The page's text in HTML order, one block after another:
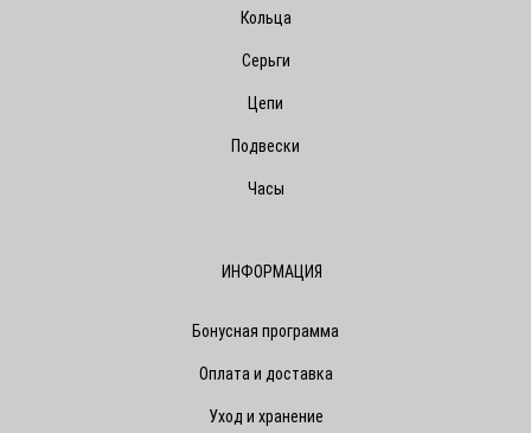
Кольца
Серьги
Цепи
Подвески
Часы
ИНФОРМАЦИЯ
Бонусная программа
Оплата и доставка
Уход и хранение